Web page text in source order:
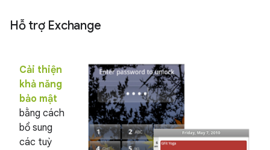
Hỗ trợ Exchange
Cải thiện
khả năng
bảo mật
bằng cách
bổ sung
các tuỳ